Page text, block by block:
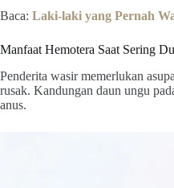
Baca: Laki-laki yang Pernah
Manfaat Hemotera Saat Sering
Penderita wasir memerlukan
rusak. Kandungan daun ungu
anus.